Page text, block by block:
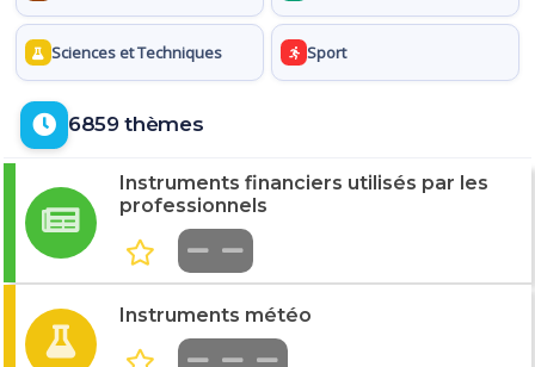
Sciences et Techniques Sport
6859 thèmes
Instruments financiers utilisés par les
professionnels
Instruments météo